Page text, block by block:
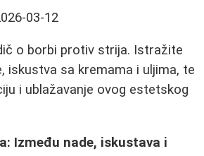
03-12
o borbi protiv strija. Istražite
iskustva sa kremama i uljima, te
i ublažavanje ovog estetskog
Između nade, iskustava i